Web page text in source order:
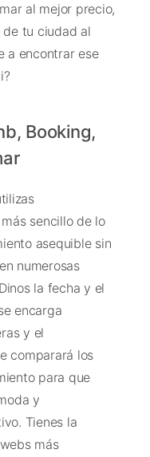
al mejor precio,
de tu ciudad al
a encontrar ese
Booking,
sencillo de lo
asequible sin
numerosas
la fecha y el
encarga
y el
comparará los
para que
y
Tienes la
más